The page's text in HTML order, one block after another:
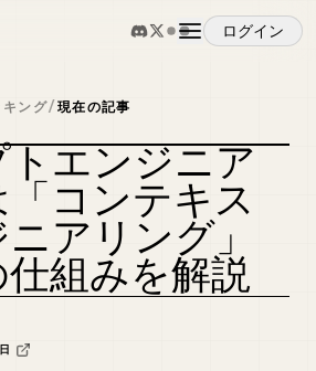
ログイン
グの 5 つのレイヤー
今日からコンテクストエンジニアリングを始める方法
ング/現在の記事
カバーをリミックス
エンジニア
「コンテキス
アリング」
組みを解説